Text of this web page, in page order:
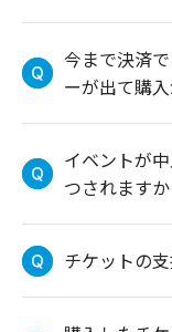
今まで決済
ーが出て購
イベントが
つされますか
チケットの